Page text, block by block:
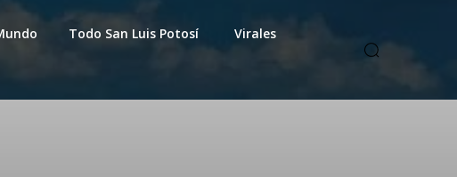
Todo San Luis Potosí
Virales